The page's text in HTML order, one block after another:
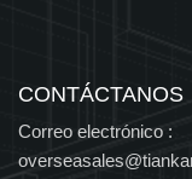
múltiples
CONTÁCTANOS
Correo electrónico :